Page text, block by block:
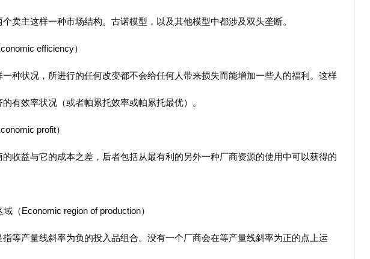
卖主这样一种市场结构。古诺模型，以及其他模型中都涉及双头垄断。
efficiency）
种状况，所进行的任何改变都不会给任何人带来损失而能增加一些人的福利。这样
有效率状况（或者帕累托效率或帕累托最优）。
profit）
收益与它的成本之差，后者包括从最有利的另外一种厂商资源的使用中可以获得的
（Economic region of production）
等产量线斜率为负的投入品组合。没有一个厂商会在等产量线斜率为正的点上运